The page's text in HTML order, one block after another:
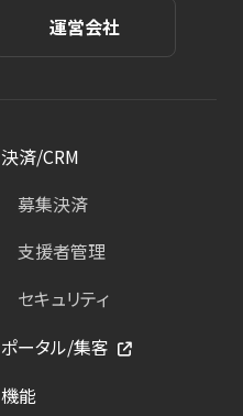
運営会社
決済/CRM
募集決済
支援者管理
セキュリティ
ポータル/集客
機能